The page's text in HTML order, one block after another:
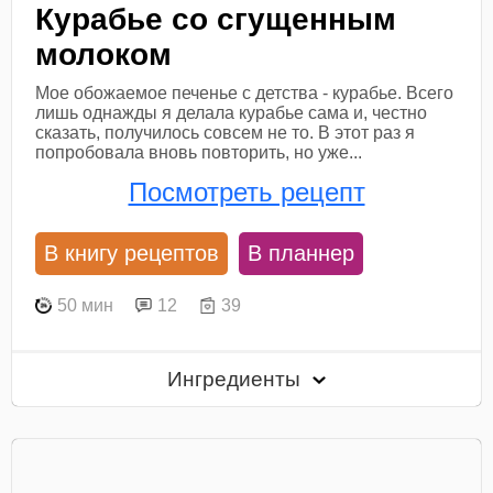
Курабье со сгущенным
молоком
Мое обожаемое печенье с детства - курабье. Всего
лишь однажды я делала курабье сама и, честно
сказать, получилось совсем не то. В этот раз я
попробовала вновь повторить, но уже...
Посмотреть рецепт
В книгу рецептов В планнер
50 мин 12 39
Ингредиенты